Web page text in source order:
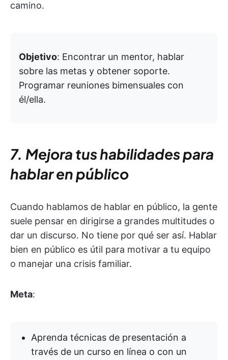
camino.
Objetivo: Encontrar un mentor, hablar
sobre las metas y obtener soporte.
Programar reuniones bimensuales con
él/ella.
7. Mejora tus habilidades para
hablar en público
Cuando hablamos de hablar en público, la gente
suele pensar en dirigirse a grandes multitudes o
dar un discurso. No tiene por qué ser así. Hablar
bien en público es útil para motivar a tu equipo
o manejar una crisis familiar.
Meta:
Aprenda técnicas de presentación a
través de un curso en línea o con un